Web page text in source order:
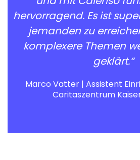
hervorragend. Es ist
jemanden zu
komplexere Themen
geklärt.“
Marco Vatter | Assistent
Caritaszentrum